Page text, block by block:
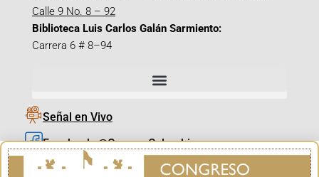
Calle 9 No. 8 – 92
Biblioteca Luis Carlos Galán Sarmiento:
Carrera 6 # 8–94
Señal en Vivo
Facebook_@CamaraColombia
Instagram_@CamaraColombia